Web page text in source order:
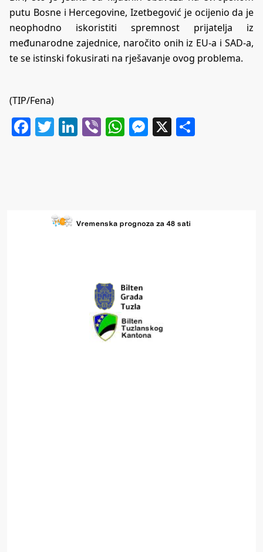
putu Bosne i Hercegovine, Izetbegović je ocijenio da je
neophodno iskoristiti spremnost prijatelja iz
međunarodne zajednice, naročito onih iz EU-a i SAD-a,
te se istinski fokusirati na rješavanje ovog problema.
(TIP/Fena)
Facebook
Twitter
LinkedIn
ViberWhatsApp
Messenger
X